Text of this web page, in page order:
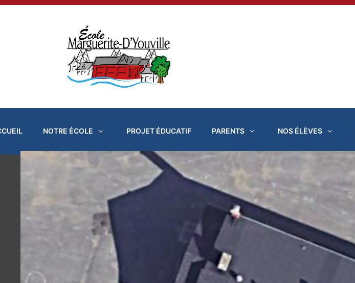
Aller
NOTRE ÉCOLE PROJET ÉDUCATIF PARENTS NOS ÉLÈVES